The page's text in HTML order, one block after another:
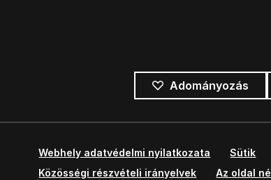
Adományozás
Webhely adatvédelmi nyilatkozata Sütik
Közösségi részvételi irányelvek
Az oldal